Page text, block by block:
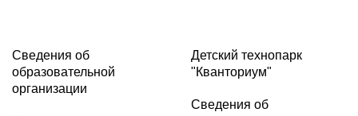
Сведения об
образовательной
организации
Детский технопарк
"Кванториум"
Сведения об